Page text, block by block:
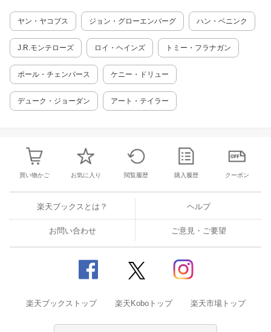
ヤン・ヤコブス ジョン・グローエンバーグ ハン・ベニンク
J.R.モンテローズ ロイ・ヘインズ トミー・フラナガン
ポール・チェンバース ケニー・ドリュー
デューク・ジョーダン アート・テイラー
買い物かご お気に入り 閲覧履歴 購入履歴 クーポン
楽天ブックスとは？ ヘルプ
お問い合わせ ご意見・ご要望
楽天ブックストップ 楽天Koboトップ 楽天市場トップ